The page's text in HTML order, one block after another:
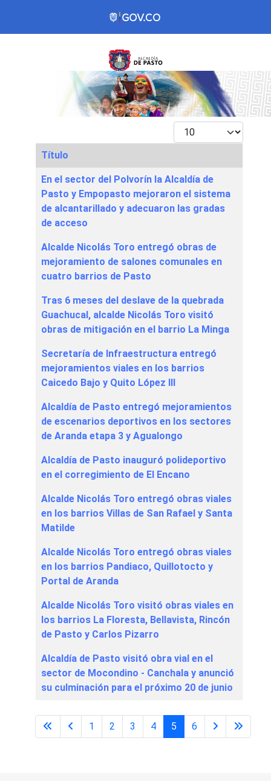
Mostrar #
Articles
Título
En el sector del Polvorín la Alcaldía de
Pasto y Empopasto mejoraron el sistema
de alcantarillado y adecuaron las gradas
de acceso
Alcalde Nicolás Toro entregó obras de
mejoramiento de salones comunales en
cuatro barrios de Pasto
Tras 6 meses del deslave de la quebrada
Guachucal, alcalde Nicolás Toro visitó
obras de mitigación en el barrio La Minga
Secretaría de Infraestructura entregó
mejoramientos viales en los barrios
Caicedo Bajo y Quito López III
Alcaldía de Pasto entregó mejoramientos
de escenarios deportivos en los sectores
de Aranda etapa 3 y Agualongo
Alcaldía de Pasto inauguró polideportivo
en el corregimiento de El Encano
Alcalde Nicolás Toro entregó obras viales
en los barrios Villas de San Rafael y Santa
Matilde
Alcalde Nicolás Toro entregó obras viales
en los barrios Pandiaco, Quillotocto y
Portal de Aranda
Alcalde Nicolás Toro visitó obras viales en
los barrios La Floresta, Bellavista, Rincón
de Pasto y Carlos Pizarro
Alcaldía de Pasto visitó obra vial en el
sector de Mocondino - Canchala y anunció
su culminación para el próximo 20 de junio
Página 5 de 6
1 2 3 4 5 6